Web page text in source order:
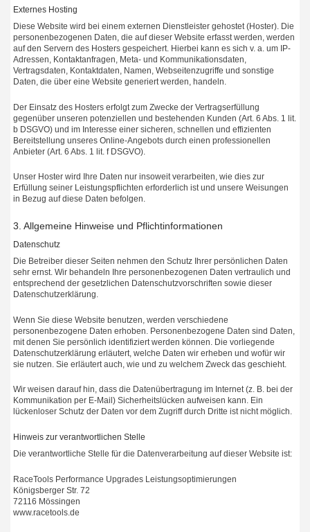
Externes Hosting
Diese Website wird bei einem externen Dienstleister gehostet (Hoster). Die
personenbezogenen Daten, die auf dieser Website erfasst werden, werden
auf den Servern des Hosters gespeichert. Hierbei kann es sich v. a. um IP-
Adressen, Kontaktanfragen, Meta- und Kommunikationsdaten,
Vertragsdaten, Kontaktdaten, Namen, Webseitenzugriffe und sonstige
Daten, die über eine Website generiert werden, handeln.
Der Einsatz des Hosters erfolgt zum Zwecke der Vertragserfüllung
gegenüber unseren potenziellen und bestehenden Kunden (Art. 6 Abs. 1 lit.
b DSGVO) und im Interesse einer sicheren, schnellen und effizienten
Bereitstellung unseres Online-Angebots durch einen professionellen
Anbieter (Art. 6 Abs. 1 lit. f DSGVO).
Unser Hoster wird Ihre Daten nur insoweit verarbeiten, wie dies zur
Erfüllung seiner Leistungspflichten erforderlich ist und unsere Weisungen
in Bezug auf diese Daten befolgen.
3. Allgemeine Hinweise und Pflichtinformationen
Datenschutz
Die Betreiber dieser Seiten nehmen den Schutz Ihrer persönlichen Daten
sehr ernst. Wir behandeln Ihre personenbezogenen Daten vertraulich und
entsprechend der gesetzlichen Datenschutzvorschriften sowie dieser
Datenschutzerklärung.
Wenn Sie diese Website benutzen, werden verschiedene
personenbezogene Daten erhoben. Personenbezogene Daten sind Daten,
mit denen Sie persönlich identifiziert werden können. Die vorliegende
Datenschutzerklärung erläutert, welche Daten wir erheben und wofür wir
sie nutzen. Sie erläutert auch, wie und zu welchem Zweck das geschieht.
Wir weisen darauf hin, dass die Datenübertragung im Internet (z. B. bei der
Kommunikation per E-Mail) Sicherheitslücken aufweisen kann. Ein
lückenloser Schutz der Daten vor dem Zugriff durch Dritte ist nicht möglich.
Hinweis zur verantwortlichen Stelle
Die verantwortliche Stelle für die Datenverarbeitung auf dieser Website ist:
RaceTools Performance Upgrades Leistungsoptimierungen
Königsberger Str. 72
72116 Mössingen
www.racetools.de